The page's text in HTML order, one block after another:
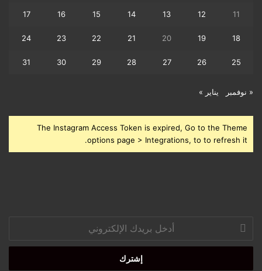
11
12
13
14
15
16
17
18
19
20
21
22
23
24
25
26
27
28
29
30
31
« نوفمبر يناير »
The Instagram Access Token is expired, Go to the Theme
options page > Integrations, to to refresh it.
بريدك
الإلكتروني